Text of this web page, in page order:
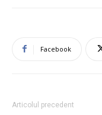
Facebook
Articolul precedent